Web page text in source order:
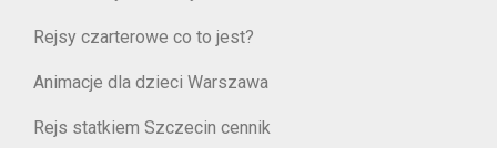
Rejsy czarterowe co to jest?
Animacje dla dzieci Warszawa
Rejs statkiem Szczecin cennik